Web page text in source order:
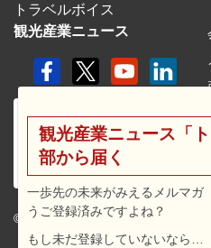
トラベルボイス
観光産業ニュース
© 2026 travel voice.
観光産業ニュース「
部から届く
一歩先の未来がみえるメルマガ
うご登録済みですよね？
もし未だ登録していないなら…